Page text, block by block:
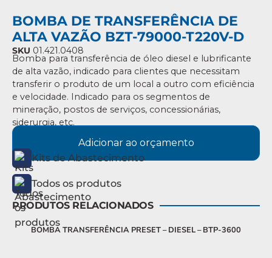
BOMBA DE TRANSFERÊNCIA DE
ALTA VAZÃO BZT-79000-T220V-D
SKU 01.421.0408
Bomba para transferência de óleo diesel e lubrificante
de alta vazão, indicado para clientes que necessitam
transferir o produto de um local a outro com eficiência
e velocidade. Indicado para os segmentos de
mineração, postos de serviços, concessionárias,
siderurgia, etc.
Adicionar ao orçamento
Kits de Abastecimento
Todos os produtos
PRODUTOS RELACIONADOS
BOMBA TRANSFERÊNCIA PRESET – DIESEL – BTP-3600